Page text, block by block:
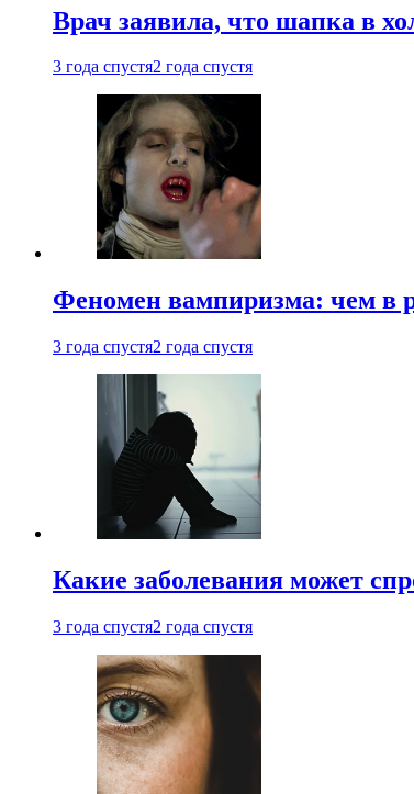
Врач заявила, что шапка в
3 года спустя2 года спустя
Феномен вампиризма: чем в
3 года спустя2 года спустя
Какие заболевания может
3 года спустя2 года спустя